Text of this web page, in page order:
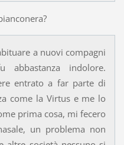
a nuovi compagni
indolore.
entrato a far parte di
come la Virtus e me lo
prima cosa, mi fecero
un problema non